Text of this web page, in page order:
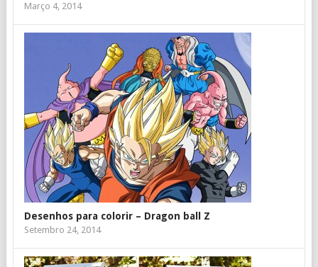
Março 4, 2014
Desenhos para colorir – Dragon ball Z
Setembro 24, 2014